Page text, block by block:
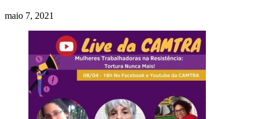
maio 7, 2021